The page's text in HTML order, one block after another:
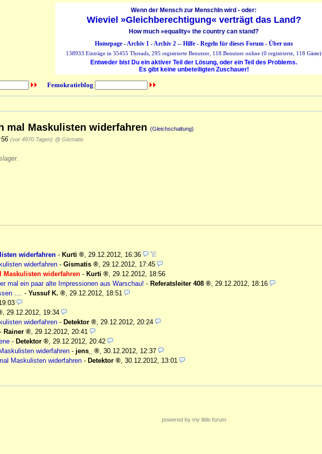
Wenn der Mensch zur MenschIn wird - oder:
Wieviel »Gleichberechtigung« verträgt das Land?
How much »equality« the country can stand?
Homepage-Archiv 1-Archiv 2-- Hilfe- Regeln für dieses Forum- Über uns
138933 Einträge in 35455 Threads, 295 registrierte Benutzer, 118 Benutzer online (0 registrierte, 118 Gäste)
Entweder bist Du ein aktiver Teil der Lösung, oder ein Teil des Problems.
Es gibt keine unbeteiligten Zuschauer!
Femokratieblog
mal Maskulisten widerfahren (Gleichschaltung)
(vor 4970 Tagen) @ Gismatis
widerfahren - Kurti , 29.12.2012, 16:36
widerfahren - Gismatis , 29.12.2012, 17:45
Maskulisten widerfahren - Kurti , 29.12.2012, 18:56
mal ein paar alte Impressionen aus Warschau! - Referatsleiter 408 , 29.12.2012, 18:16
.... - Yussuf K. , 29.12.2012, 18:51
, 29.12.2012, 19:34
widerfahren - Detektor , 29.12.2012, 20:24
- Rainer , 29.12.2012, 20:41
- Detektor , 29.12.2012, 20:42
widerfahren - jens_ , 30.12.2012, 12:37
Maskulisten widerfahren - Detektor , 30.12.2012, 13:01
powered by my little forum